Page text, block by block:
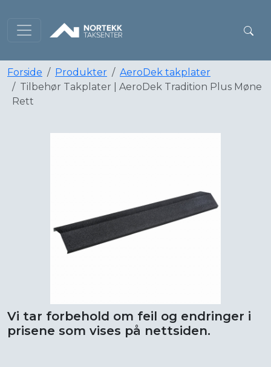
Forside Produkter
AeroDek takplater
Tilbehør Takplater | AeroDek Tradition Plus Møne
Rett
Vi tar forbehold om feil og endringer i
prisene som vises på nettsiden.